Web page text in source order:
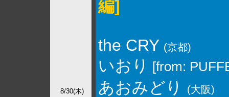
8/30(木)
編]
the CRY (京都)
いおり [from:
あおみどり (大阪)